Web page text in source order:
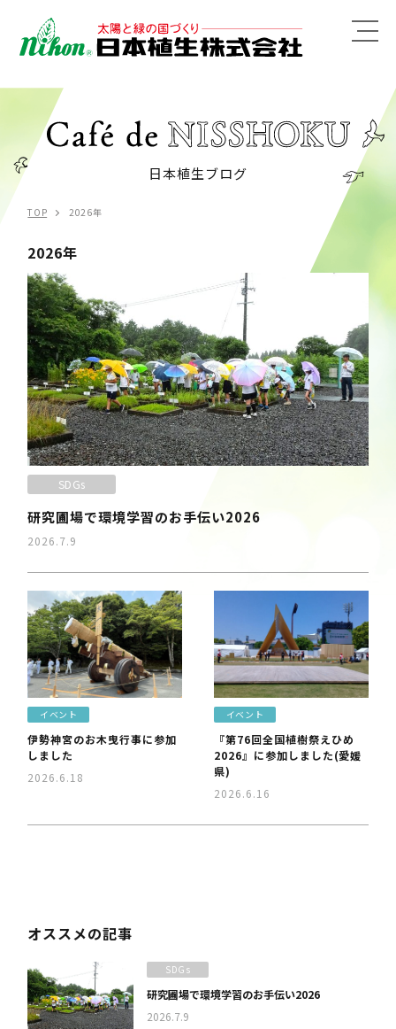
MENU
日本植生ブログ
TOP 2026年
2026年
SDGs
研究圃場で環境学習のお手伝い2026
2026.7.9
イベント
伊勢神宮のお木曳行事に参加
しました
2026.6.18
イベント
『第76回全国植樹祭えひめ
2026』に参加しました(愛媛
県)
2026.6.16
オススメの記事
SDGs
研究圃場で環境学習のお手伝い2026
2026.7.9